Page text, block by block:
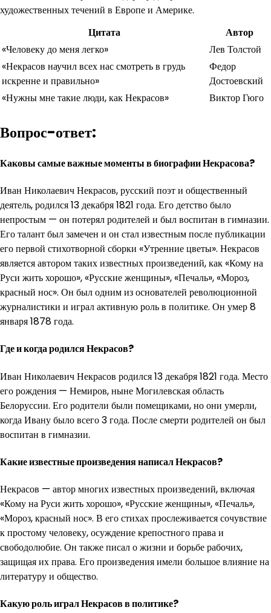
художественных течений в Европе и Америке.
Цитата
Автор
«Человеку до меня легко»
Лев Толстой
«Некрасов научил всех нас смотреть в грудь
искренне и правильно»
Федор
Достоевский
«Нужны мне такие люди, как Некрасов»
Виктор Гюго
Вопрос-ответ:
Каковы самые важные моменты в биографии Некрасова?
Иван Николаевич Некрасов, русский поэт и общественный
деятель, родился 13 декабря 1821 года. Его детство было
непростым — он потерял родителей и был воспитан в гимназии.
Его талант был замечен и он стал известным после публикации
его первой стихотворной сборки «Утренние цветы». Некрасов
является автором таких известных произведений, как «Кому на
Руси жить хорошо», «Русские женщины», «Печаль», «Мороз,
красный нос». Он был одним из основателей революционной
журналистики и играл активную роль в политике. Он умер 8
января 1878 года.
Где и когда родился Некрасов?
Иван Николаевич Некрасов родился 13 декабря 1821 года. Место
его рождения — Немиров, ныне Могилевская область
Белоруссии. Его родители были помещиками, но они умерли,
когда Ивану было всего 3 года. После смерти родителей он был
воспитан в гимназии.
Какие известные произведения написал Некрасов?
Некрасов — автор многих известных произведений, включая
«Кому на Руси жить хорошо», «Русские женщины», «Печаль»,
«Мороз, красный нос». В его стихах прослеживается сочувствие
к простому человеку, осуждение крепостного права и
свободолюбие. Он также писал о жизни и борьбе рабочих,
защищая их права. Его произведения имели большое влияние на
литературу и общество.
Какую роль играл Некрасов в политике?